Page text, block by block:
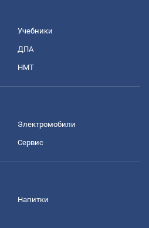
Учебники
ДПА
НМТ
Электромобили
Сервис
Напитки